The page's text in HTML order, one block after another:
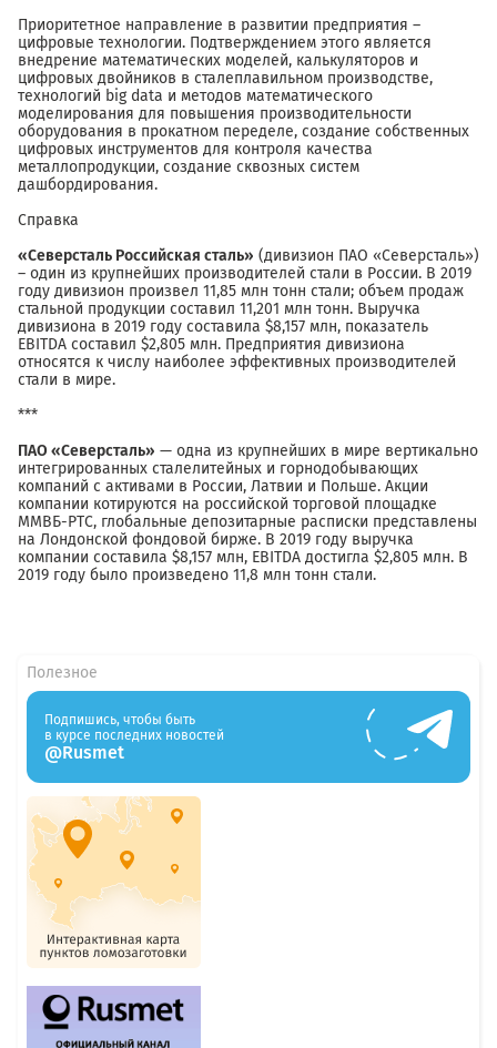
Приоритетное направление в развитии предприятия –
цифровые технологии. Подтверждением этого является
внедрение математических моделей, калькуляторов и
цифровых двойников в сталеплавильном производстве,
технологий big data и методов математического
моделирования для повышения производительности
оборудования в прокатном переделе, создание собственных
цифровых инструментов для контроля качества
металлопродукции, создание сквозных систем
дашбордирования.
Справка
«Северсталь Российская сталь» (дивизион ПАО «Северсталь»)
– один из крупнейших производителей стали в России. В 2019
году дивизион произвел 11,85 млн тонн стали; объем продаж
стальной продукции составил 11,201 млн тонн. Выручка
дивизиона в 2019 году составила $8,157 млн, показатель
EBITDA составил $2,805 млн. Предприятия дивизиона
относятся к числу наиболее эффективных производителей
стали в мире.
***
ПАО «Северсталь» — одна из крупнейших в мире вертикально
интегрированных сталелитейных и горнодобывающих
компаний c активами в России, Латвии и Польше. Акции
компании котируются на российской торговой площадке
ММВБ-РТС, глобальные депозитарные расписки представлены
на Лондонской фондовой бирже. В 2019 году выручка
компании составила $8,157 млн, EBITDA достигла $2,805 млн. В
2019 году было произведено 11,8 млн тонн стали.
Полезное
Подпишись, чтобы быть
в курсе последних новостей
@Rusmet